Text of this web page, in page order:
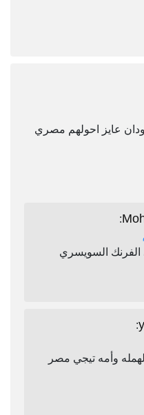
عايز احولهم مصري
:
السويسري
:
وأمه تيجي مصر